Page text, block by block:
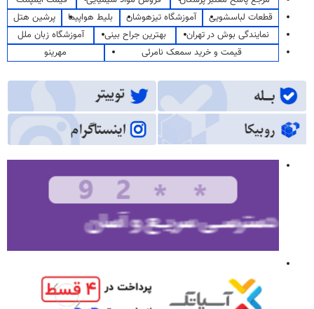
قطعات لباسشویی
آموزشگاه تیزهوشان بلیط هواپیما
پرشین هتل
نمایندگی بوش در تهران
بهترین جراح بینی
آموزشگاه زبان ملل
قیمت و خرید سمعک نامرئی
مهرینو